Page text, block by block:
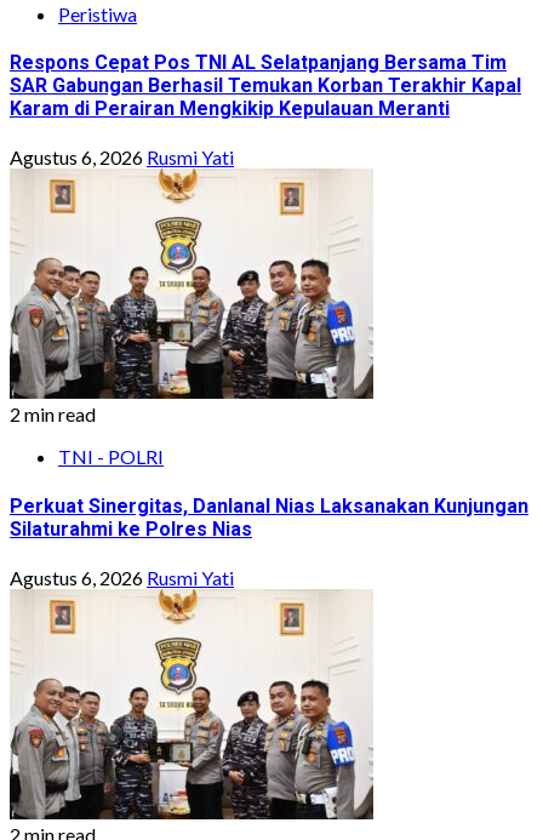
Peristiwa
Respons Cepat Pos TNI AL Selatpanjang Bersama Tim
SAR Gabungan Berhasil Temukan Korban Terakhir Kapal
Karam di Perairan Mengkikip Kepulauan Meranti
Agustus 6, 2026 Rusmi Yati
2 min read
TNI - POLRI
Perkuat Sinergitas, Danlanal Nias Laksanakan Kunjungan
Silaturahmi ke Polres Nias
Agustus 6, 2026 Rusmi Yati
2 min read